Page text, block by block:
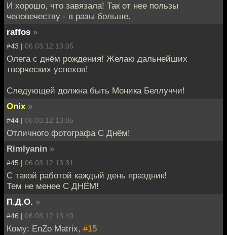
И хорошо, что завязала! Так от нее пользы
человечеству - в разы больше.
raffos »
#43 | 06.03.12 13:05
Олега с днём рождения! Желаю дальнейших
творческих успехов!
Следующей должна быть Моника Беллуччи!
Onix »
#44 | 06.03.12 13:05
Отличного фотографа С Днём!
Rimlyanin »
#45 | 06.03.12 13:31
С такой работой каждый день праздник!
Тем не менее С ДНЁМ!
П.Д.О. »
#46 | 06.03.12 13:40
Кому: EnZo Matrix, #15